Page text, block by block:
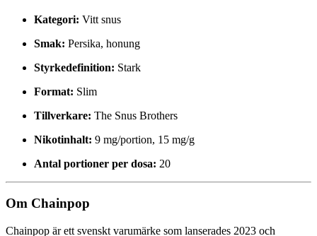
Kategori: Vitt snus
Smak: Persika, honung
Styrkedefinition: Stark
Format: Slim
Tillverkare: The Snus Brothers
Nikotinhalt: 9 mg/portion, 15 mg/g
Antal portioner per dosa: 20
Om Chainpop
Chainpop är ett svenskt varumärke som lanserades 2023 och